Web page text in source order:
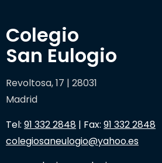
Colegio
San Eulogio
Revoltosa, 17 | 28031
Madrid
Tel: 91 332 2848 | Fax: 91 332 2848
colegiosaneulogio@yahoo.es